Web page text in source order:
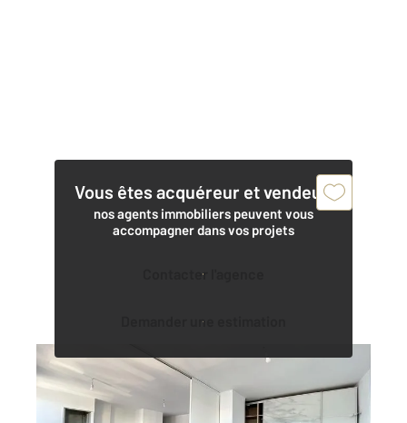
Vous êtes acquéreur et vendeur,
nos agents immobiliers peuvent vous
accompagner dans vos projets
Contacter l'agence
Demander une estimation
MARSEILLE 13008
35,23 m2, 2 pièces
Ref : 29288